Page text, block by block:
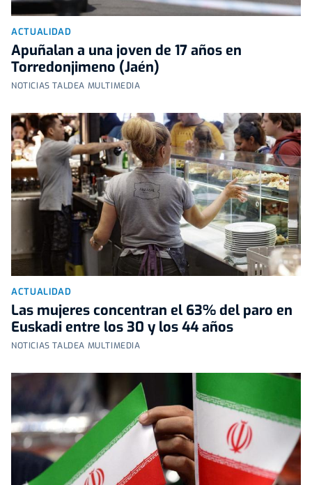
ACTUALIDAD
Apuñalan a una joven de 17 años en
Torredonjimeno (Jaén)
NOTICIAS TALDEA MULTIMEDIA
ACTUALIDAD
Las mujeres concentran el 63% del paro en
Euskadi entre los 30 y los 44 años
NOTICIAS TALDEA MULTIMEDIA